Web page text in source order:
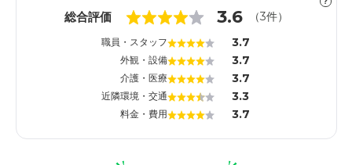
総合評価 3.6 （3件）
職員・スタッフ 3.7
外観・設備 3.7
介護・医療 3.7
近隣環境・交通 3.3
料金・費用 3.7